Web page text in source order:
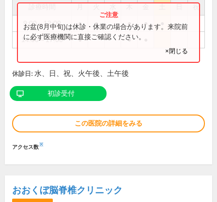
祝
9:00～12:00 ● ● ● ●
14:00～17:00 ● ●
お盆(8月中旬)は休診・休業の場合があります。来院前
に必ず医療機関に直接ご確認ください。
×閉じる
休診日: 水、日、祝、火午後、土午後
初診受付
この医院の詳細をみる
アクセス数※
おおくぼ脳脊椎クリニック